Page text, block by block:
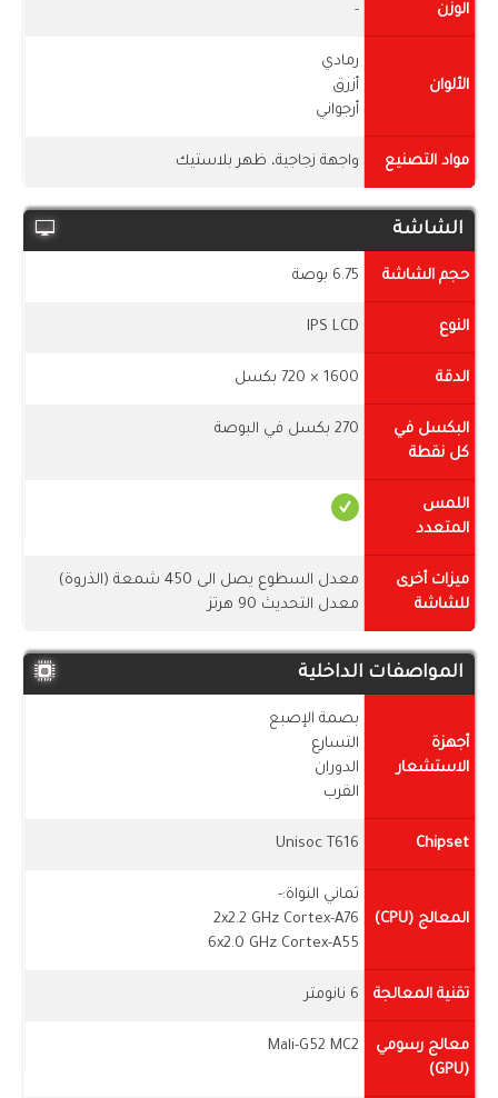
الوزن -
الألوان
رمادي
أزرق
أرجواني
مواد التصنيع واجهة زجاجية، ظهر بلاستيك
الشاشة
حجم الشاشة 6.75 بوصة
النوع IPS LCD
الدقة 1600 × 720 بكسل
البكسل في
كل نقطة
270 بكسل في البوصة
اللمس
المتعدد
ميزات أخرى
للشاشة
معدل السطوع يصل الى 450 شمعة (الذروة)
معدل التحديث 90 هرتز
المواصفات الداخلية
أجهزة
الاستشعار
بصمة الإصبع
التسارع
الدوران
القرب
Chipset
Unisoc T616
المعالج (CPU)
ثماني النواة:-
2x2.2 GHz Cortex-A76
6x2.0 GHz Cortex-A55
تقنية المعالجة 6 نانومتر
معالج رسومي
(GPU)
Mali-G52 MC2